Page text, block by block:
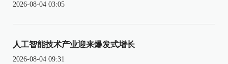
2026-08-04 03:05
人工智能技术产业迎来爆发式增长
2026-08-04 09:31